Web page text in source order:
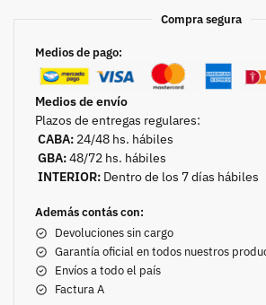
Compra segura
Medios de pago:
Medios de envío
Plazos de entregas regulares:
CABA: 24/48 hs. hábiles
GBA:48/72 hs. hábiles
INTERIOR:Dentro de los 7 días hábiles
Además contás con:
Devoluciones sin cargo
Garantía oficial en todos nuestros
Envíos a todo el país
Factura A